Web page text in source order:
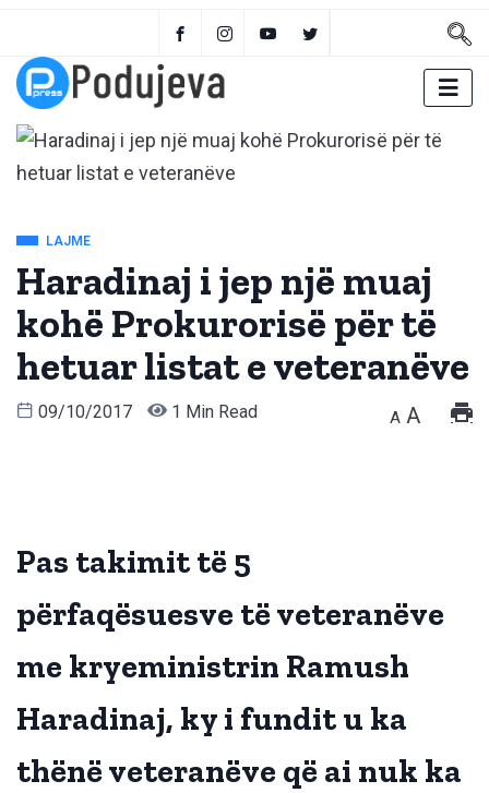
LAJME
Haradinaj i jep një muaj
kohë Prokurorisë për të
hetuar listat e veteranëve
09/10/2017 1 Min Read A A
Pas takimit të 5
përfaqësuesve të veteranëve
me kryeministrin Ramush
Haradinaj, ky i fundit u ka
thënë veteranëve që ai nuk ka